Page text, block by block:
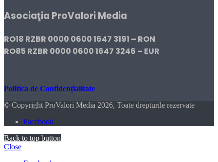
Asociaţia ProValori Media
RO18 RZBR 0000 0600 1647 3191 – RON
RO85 RZBR 0000 0600 1647 3246 – EUR
Politica de Confidențialitate
© Copyright ProValori Media 2026, Toate drepturile rezervate
Facebook
Back to top button
Close